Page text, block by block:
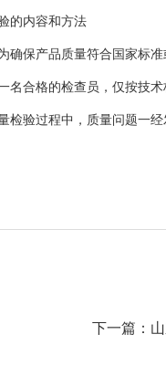
的内容和方法
保产品质量符合国家标
合格的检查员，仅按技
验过程中，质量问题一
下一篇：